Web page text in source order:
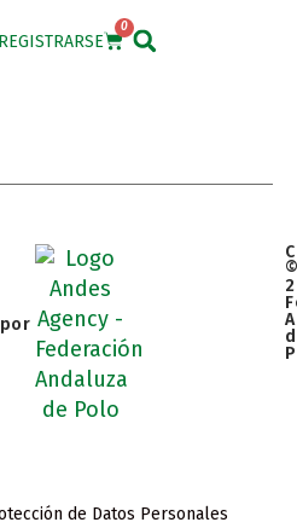
0
de Datos Personales